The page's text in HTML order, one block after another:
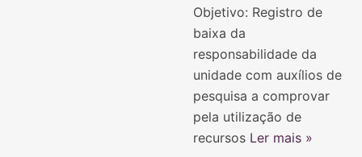
Objetivo: Registro de
baixa da
responsabilidade da
unidade com auxílios de
pesquisa a comprovar
pela utilização de
recursos Ler mais »